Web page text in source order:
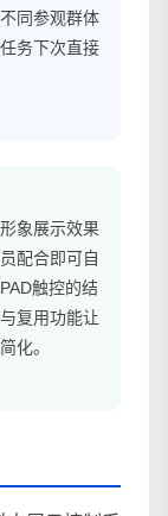
同参观群体
务下次直接
象展示效果
配合即可自
触控的结
复用功能让
化。